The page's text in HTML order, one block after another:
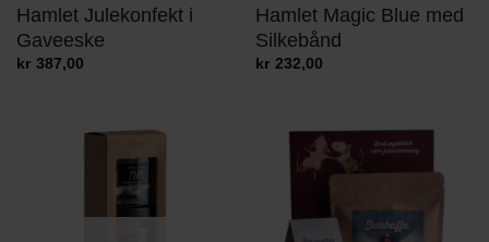
Hamlet Julekonfekt i
Gaveeske
kr 387,00
Hamlet Magic Blue med
Silkebånd
kr 232,00